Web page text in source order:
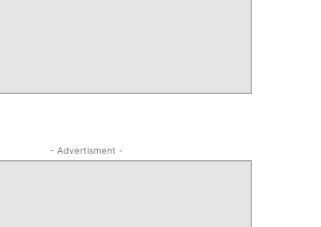
- Advertisment -